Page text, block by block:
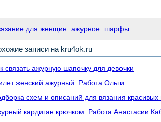
для женщин ажурное шарфы
записи на kru4ok.ru
связать ажурную шапочку для девочки
женский ажурный. Работа Ольги
схем и описаний для вязания
кардиган крючком. Работа Анастасии